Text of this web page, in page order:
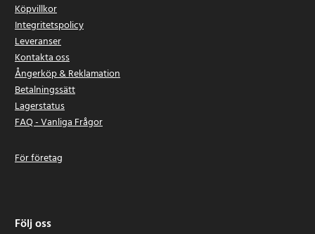
Köpvillkor
Integritetspolicy
Leveranser
Kontakta oss
Ångerköp & Reklamation
Betalningssätt
Lagerstatus
FAQ - Vanliga Frågor
För företag
Följ oss